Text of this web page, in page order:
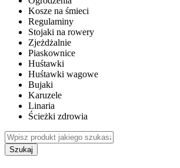
Kosze na śmieci
Regulaminy
Stojaki na rowery
Zjeżdżalnie
Piaskownice
Huśtawki
Huśtawki wagowe
Bujaki
Karuzele
Linaria
Ścieżki zdrowia
Szukaj